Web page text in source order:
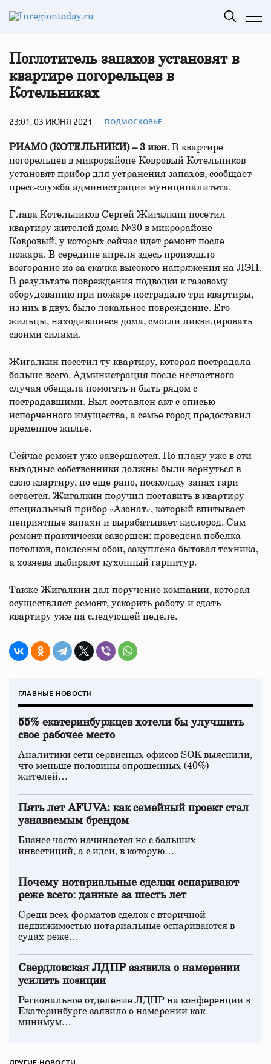
Поглотитель запахов установят в
квартире погорельцев в
Котельниках
23:01, 03 ИЮНЯ 2021 ПОДМОСКОВЬЕ
РИАМО (КОТЕЛЬНИКИ) – 3 июн. В квартире
погорельцев в микрорайоне Ковровый Котельников
установят прибор для устранения запахов, сообщает
пресс-служба администрации муниципалитета.
Глава Котельников Сергей Жигалкин посетил
квартиру жителей дома №30 в микрорайоне
Ковровый, у которых сейчас идет ремонт после
пожара. В середине апреля здесь произошло
возгорание из-за скачка высокого напряжения на ЛЭП.
В результате повреждения подводки к газовому
оборудованию при пожаре пострадало три квартиры,
из них в двух было локальное повреждение. Его
жильцы, находившиеся дома, смогли ликвидировать
своими силами.
Жигалкин посетил ту квартиру, которая пострадала
больше всего. Администрация после несчастного
случая обещала помогать и быть рядом с
пострадавшими. Был составлен акт с описью
испорченного имущества, а семье город предоставил
временное жилье.
Сейчас ремонт уже завершается. По плану уже в эти
выходные собственники должны были вернуться в
свою квартиру, но еще рано, поскольку запах гари
остается. Жигалкин поручил поставить в квартиру
специальный прибор «Азонат», который впитывает
неприятные запахи и вырабатывает кислород. Сам
ремонт практически завершен: проведена побелка
потолков, поклеены обои, закуплена бытовая техника,
а хозяева выбирают кухонный гарнитур.
Также Жигалкин дал поручение компании, которая
осуществляет ремонт, ускорить работу и сдать
квартиру уже на следующей неделе.
ГЛАВНЫЕ НОВОСТИ
55% екатеринбуржцев хотели бы улучшить
свое рабочее место
Аналитики сети сервисных офисов SOK выяснили,
что меньше половины опрошенных (40%)
жителей…
Пять лет AFUVA: как семейный проект стал
узнаваемым брендом
Бизнес часто начинается не с больших
инвестиций, а с идеи, в которую…
Почему нотариальные сделки оспаривают
реже всего: данные за шесть лет
Среди всех форматов сделок с вторичной
недвижимостью нотариальные оспариваются в
судах реже…
Свердловская ЛДПР заявила о намерении
усилить позиции
Региональное отделение ЛДПР на конференции в
Екатеринбурге заявило о намерении как
минимум…